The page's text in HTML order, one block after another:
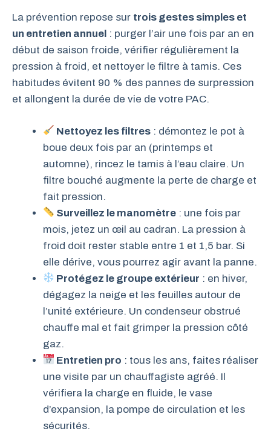
La prévention repose sur trois gestes simples et
un entretien annuel : purger l’air une fois par an en
début de saison froide, vérifier régulièrement la
pression à froid, et nettoyer le filtre à tamis. Ces
habitudes évitent 90 % des pannes de surpression
et allongent la durée de vie de votre PAC.
Nettoyez les filtres : démontez le pot à
boue deux fois par an (printemps et
automne), rincez le tamis à l’eau claire. Un
filtre bouché augmente la perte de charge et
fait pression.
Surveillez le manomètre : une fois par
mois, jetez un œil au cadran. La pression à
froid doit rester stable entre 1 et 1,5 bar. Si
elle dérive, vous pourrez agir avant la panne.
Protégez le groupe extérieur : en hiver,
dégagez la neige et les feuilles autour de
l’unité extérieure. Un condenseur obstrué
chauffe mal et fait grimper la pression côté
gaz.
Entretien pro : tous les ans, faites réaliser
une visite par un chauffagiste agréé. Il
vérifiera la charge en fluide, le vase
d’expansion, la pompe de circulation et les
sécurités.